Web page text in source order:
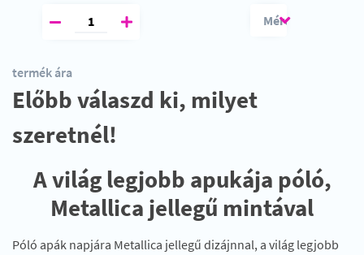
termék ára
Előbb válaszd ki, milyet
szeretnél!
A világ legjobb apukája póló,
Metallica jellegű mintával
Póló apák napjára Metallica jellegű dizájnnal, a világ legjobb